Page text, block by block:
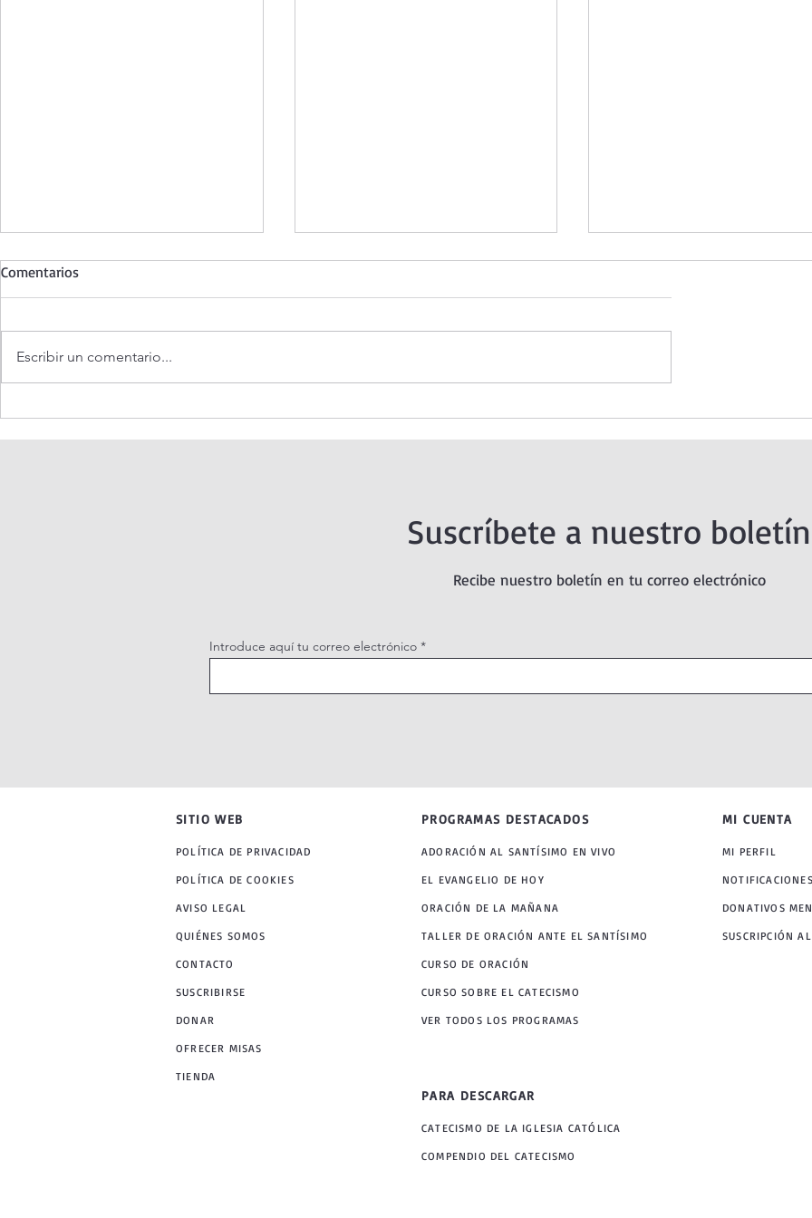
Comentarios
Escribir un comentario...
Suscríbete a nuestro boletín
Recibe nuestro boletín en tu correo electrónico
Introduce aquí tu correo electrónico
SITIO WEB
POLÍTICA DE PRIVACIDAD
POLÍTICA DE COOKIES
AVISO LEGAL
QUIÉNES SOMOS
CONTACTO
SUSCRIBIRSE
DONAR
PROGRAMAS DESTACADOS
ADORACIÓN AL SANTÍSIMO EN VIVO
EL EVANGELIO DE HOY
ORACIÓN DE LA MAÑANA
TALLER DE ORACIÓN ANTE EL SANTÍSIMO
MI CUENTA
MI PERFIL
NOTIFICACIONES
DONATIVOS
SUSCRIPCIÓN
CURSO DE ORACIÓN
CURSO SOBRE EL CATECISMO
VER TODOS LOS PROGRAMAS
OFRECER MISAS
TIENDA
PARA DESCARGAR
CATECISMO DE LA IGLESIA CATÓLICA
COMPENDIO DEL CATECISMO